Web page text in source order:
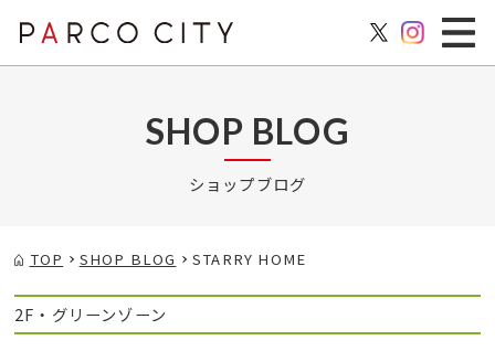
SHOP BLOG
ショップブログ
TOP SHOP BLOG STARRY HOME
2F・グリーンゾーン